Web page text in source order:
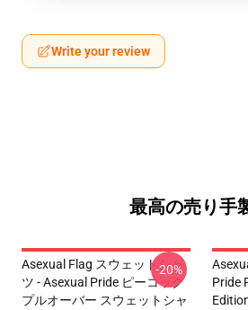
Write your review
最高の売り手
Asexual Flag スウェットシャ
ツ - Asexual Pride ピーコック
プルオーバー スウェットシャ
-20%
Pride